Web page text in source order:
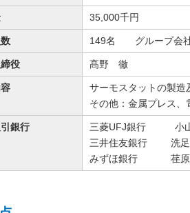
35,000千円
149名 グループ会
役 髙野 徹
サーモスタットの製造
その他：金属プレス
銀行
三菱UFJ銀行 小
三井住友銀行 洗足
みずほ銀行 荏原